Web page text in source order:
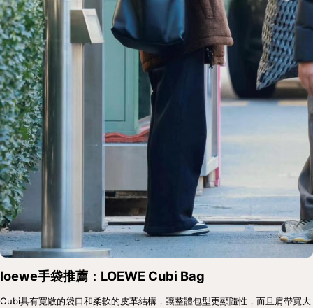
loewe手袋推薦：LOEWE Cubi Bag
Cubi具有寬敞的袋口和柔軟的皮革結構，讓整體包型更顯隨性，而且肩帶寬大